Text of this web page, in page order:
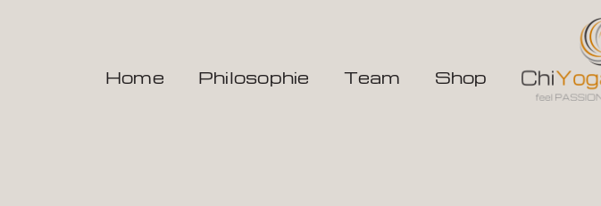
Home Philosophie Team Shop